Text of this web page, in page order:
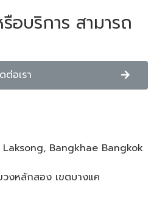
อบริการ สามารถ
ต่อเรา
Laksong, Bangkhae Bangkok
วงหลักสอง เขตบางแค